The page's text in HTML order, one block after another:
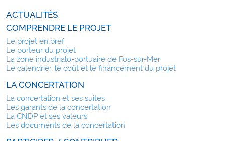
ACTUALITÉS
COMPRENDRE LE PROJET
Le projet en bref
Le porteur du projet
La zone industrialo-portuaire de Fos-sur-Mer
Le calendrier, le coût et le financement du projet
LA CONCERTATION
La concertation et ses suites
Les garants de la concertation
La CNDP et ses valeurs
Les documents de la concertation